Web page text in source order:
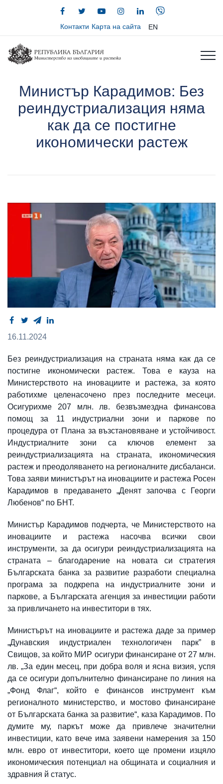
Контакти Карта на сайта EN
Министър Карадимов: Без
реиндустриализация няма
как да се постигне
икономически растеж
16.11.2024
Без реиндустриализация на страната няма как да се
постигне икономически растеж. Това е кауза на
Министерството на иновациите и растежа, за която
работихме целенасочено през последните месеци.
Осигурихме 207 млн. лв. безвъзмездна финансова
помощ за 11 индустриални зони и паркове по
процедура от Плана за възстановяване и устойчивост.
Индустриалните зони са ключов елемент за
реиндустриализацията на страната, икономическия
растеж и преодоляването на регионалните дисбаланси.
Това заяви министърът на иновациите и растежа Росен
Карадимов в предаването „Денят започва с Георги
Любенов“ по БНТ.
Министър Карадимов подчерта, че Министерството на
иновациите и растежа насочва всички свои
инструменти, за да осигури реиндустриализацията на
страната – благодарение на новата си стратегия
Българската банка за развитие разработи специална
програма за подкрепа на индустриалните зони и
паркове, а Българската агенция за инвестиции работи
за привличането на инвеститори в тях.
Министърът на иновациите и растежа даде за пример
„Дунавския индустриален технологичен парк” в
Свищов, за който МИР осигури финансиране от 27 млн.
лв. „За един месец, при добра воля и ясна визия, успя
да се осигури допълнително финансиране по линия на
„Фонд Флаг“, който е финансов инструмент към
регионалното министерство, и мостово финансиране
от Българската банка за развитие“, каза Карадимов. По
думите му, паркът може да привлече значителни
инвестиции, като вече има заявени намерения за 150
млн. евро от инвеститори, което ще промени изцяло
икономическия потенциал на общината и социалния и
здравния й статус.